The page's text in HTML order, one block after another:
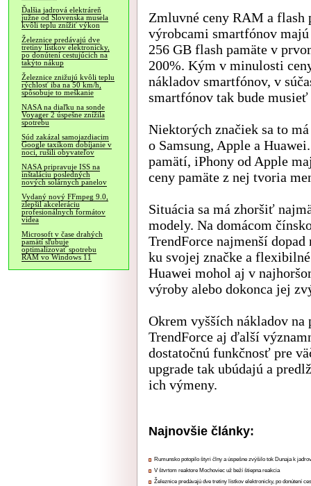
Ďalšia jadrová elektráreň
južne od Slovenska musela
kvôli teplu znížiť výkon
Železnice predávajú dve
tretiny lístkov elektronicky,
po donútení cestujúcich na
takýto nákup
Železnice znižujú kvôli teplu
rýchlosť iba na 50 km/h,
spôsobuje to meškanie
NASA na diaľku na sonde
Voyager 2 úspešne znížila
spotrebu
Súd zakázal samojazdiacim
Google taxíkom dobíjanie v
noci, rušili obyvateľov
NASA pripravuje ISS na
inštaláciu posledných
nových solárnych panelov
Vydaný nový FFmpeg 9.0,
zlepšil akceleráciu
profesionálnych formátov
videa
Microsoft v čase drahých
pamätí sľubuje
optimalizovať spotrebu
RAM vo Windows 11
Zmluvné ceny RAM a flash
výrobcami smartfónov
256 GB flash pamäte v
200%. Kým v minulosti
nákladov smartfónov, v
smartfónov tak bude
Niektorých značiek sa to
o Samsung, Apple a
pamätí, iPhony od Apple
ceny pamäte z nej tvoria
Situácia sa má zhoršiť
modely. Na domácom
TrendForce najmenší
ku svojej značke a
Huawei mohol aj v
výroby alebo dokonca jej
Okrem vyšších nákladov
TrendForce aj ďalší
dostatočnú funkčnosť pre
upgrade tak ubúdajú a
ich výmeny.
Najnovšie články:
Rumunsko potopilo štyri člny a úspešne zvýšilo tok Dunaja k
V štvrtom reaktore Mochoviec už beží štiepna reakcia
Železnice predávajú dve tretiny lístkov elektronicky, po donútení